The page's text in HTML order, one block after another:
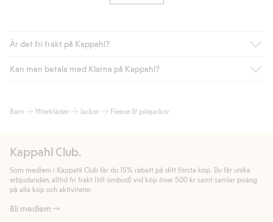
Är det fri frakt på Kappahl?
Är du medlem i Kappahl Club har du alltid gratis frakt till butik
automatik efter du loggat in och identifierats som medlem.
handlar för.
Läs mer
Kan man betala med Klarna på Kappahl?
bland annat faktura och swish men även andra betalningssätt.
allmänna villkor.
Läs mer
Barn Ytterkläder Jackor Fleece & pilejackor
Kappahl Club.
Som medlem i Kappahl Club får du 15% rabatt på ditt första köp. Du får unika
erbjudanden, alltid fri frakt (till ombud) vid köp över 500 kr samt samlar poäng
på alla köp och aktiviteter.
Bli medlem